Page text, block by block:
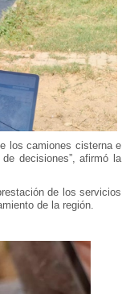
los camiones cisterna e
decisiones”, afirmó la
de los servicios
de la región.